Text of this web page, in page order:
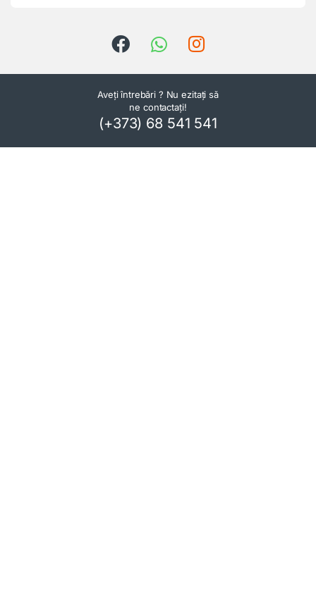
Aveți întrebări ? Nu ezitați să
ne contactați!
(+373) 68 541 541